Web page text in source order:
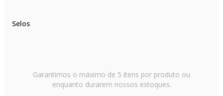
Selos
Garantimos o máximo de 5 itens por produto ou
enquanto durarem nossos estoques.